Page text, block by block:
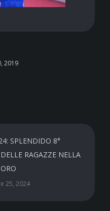
2019
SPLENDIDO 8°
RAGAZZE NELLA
25, 2024